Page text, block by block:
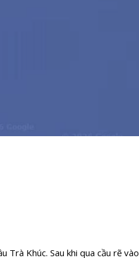
Khúc. Sau khi qua cầu rẽ vào